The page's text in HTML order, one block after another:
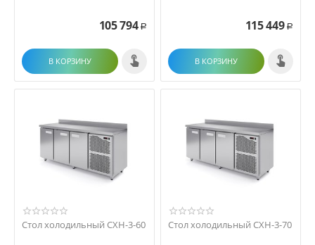
105 794 Р
В КОРЗИНУ
115 449 Р
В КОРЗИНУ
Стол холодильный СХН-3-60 Стол холодильный СХН-3-70